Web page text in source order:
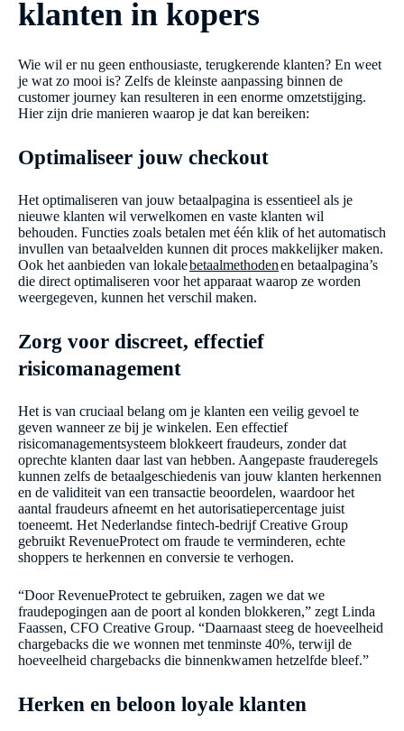
klanten in kopers
Wie wil er nu geen enthousiaste, terugkerende klanten? En weet
je wat zo mooi is? Zelfs de kleinste aanpassing binnen de
customer journey kan resulteren in een enorme omzetstijging.
Hier zijn drie manieren waarop je dat kan bereiken:
Optimaliseer jouw checkout
Het optimaliseren van jouw betaalpagina is essentieel als je
nieuwe klanten wil verwelkomen en vaste klanten wil
behouden. Functies zoals betalen met één klik of het automatisch
invullen van betaalvelden kunnen dit proces makkelijker maken.
Ook het aanbieden van lokalebetaalmethodenen betaalpagina’s
die direct optimaliseren voor het apparaat waarop ze worden
weergegeven, kunnen het verschil maken.
Zorg voor discreet, effectief
risicomanagement
Het is van cruciaal belang om je klanten een veilig gevoel te
geven wanneer ze bij je winkelen. Een effectief
risicomanagementsysteem blokkeert fraudeurs, zonder dat
oprechte klanten daar last van hebben. Aangepaste frauderegels
kunnen zelfs de betaalgeschiedenis van jouw klanten herkennen
en de validiteit van een transactie beoordelen, waardoor het
aantal fraudeurs afneemt en het autorisatiepercentage juist
toeneemt. Het Nederlandse fintech-bedrijf Creative Group
gebruikt RevenueProtect om fraude te verminderen, echte
shoppers te herkennen en conversie te verhogen.
“Door RevenueProtect te gebruiken, zagen we dat we
fraudepogingen aan de poort al konden blokkeren,” zegt Linda
Faassen, CFO Creative Group. “Daarnaast steeg de hoeveelheid
chargebacks die we wonnen met tenminste 40%, terwijl de
hoeveelheid chargebacks die binnenkwamen hetzelfde bleef.”
Herken en beloon loyale klanten